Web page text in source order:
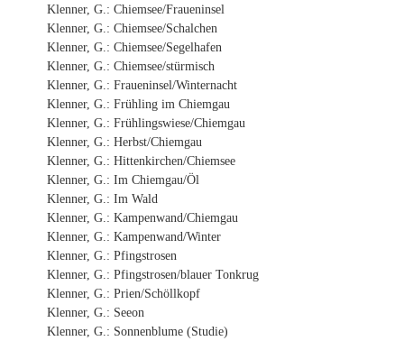
Klenner, G.: Chiemsee/Fraueninsel
Klenner, G.: Chiemsee/Schalchen
Klenner, G.: Chiemsee/Segelhafen
Klenner, G.: Chiemsee/stürmisch
Klenner, G.: Fraueninsel/Winternacht
Klenner, G.: Frühling im Chiemgau
Klenner, G.: Frühlingswiese/Chiemgau
Klenner, G.: Herbst/Chiemgau
Klenner, G.: Hittenkirchen/Chiemsee
Klenner, G.: Im Chiemgau/Öl
Klenner, G.: Im Wald
Klenner, G.: Kampenwand/Chiemgau
Klenner, G.: Kampenwand/Winter
Klenner, G.: Pfingstrosen
Klenner, G.: Pfingstrosen/blauer Tonkrug
Klenner, G.: Prien/Schöllkopf
Klenner, G.: Seeon
Klenner, G.: Sonnenblume (Studie)